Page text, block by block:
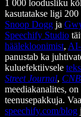
1 000 loodusliku
kasutatakse ligi
Snoop Dogg ja
Speechify Studio
häälekloonimist,
panustab ka
kuluefektiivsele
Street Journal,
meediakanalites,
teenusepakkuja.
speechify.com/blog